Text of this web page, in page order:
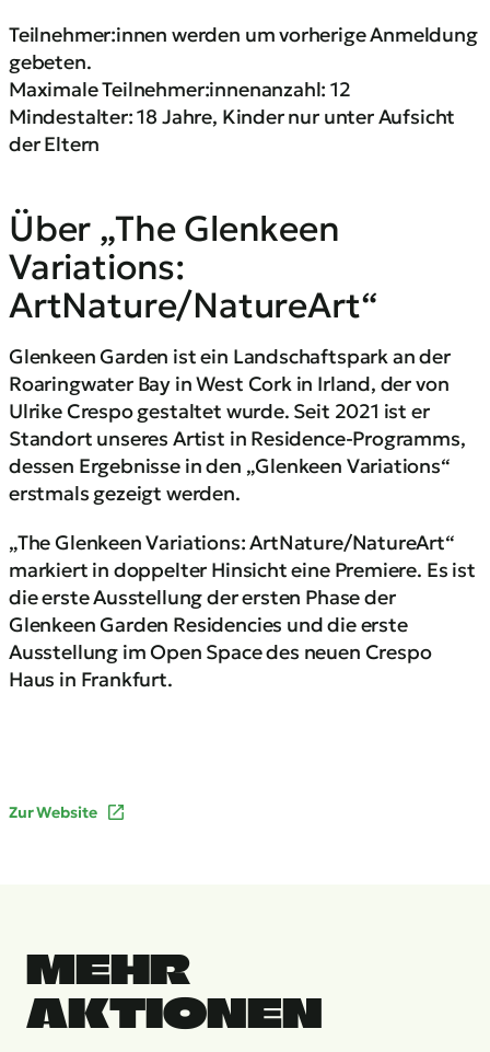
Teilnehmer:innen werden um vorherige Anmeldung
gebeten.
Maximale Teilnehmer:innenanzahl: 12
Mindestalter: 18 Jahre, Kinder nur unter Aufsicht
der Eltern
Über „The Glenkeen
Variations:
ArtNature/NatureArt“
Glenkeen Garden ist ein Landschaftspark an der
Roaringwater Bay in West Cork in Irland, der von
Ulrike Crespo gestaltet wurde. Seit 2021 ist er
Standort unseres Artist in Residence-Programms,
dessen Ergebnisse in den „Glenkeen Variations“
erstmals gezeigt werden.
„The Glenkeen Variations: ArtNature/NatureArt“
markiert in doppelter Hinsicht eine Premiere. Es ist
die erste Ausstellung der ersten Phase der
Glenkeen Garden Residencies und die erste
Ausstellung im Open Space des neuen Crespo
Haus in Frankfurt.
Zur Website
MEHR
AKTIONEN